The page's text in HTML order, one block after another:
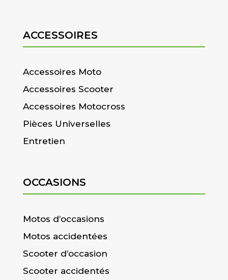
ACCESSOIRES
Accessoires Moto
Accessoires Scooter
Accessoires Motocross
Pièces Universelles
Entretien
OCCASIONS
Motos d’occasions
Motos accidentées
Scooter d’occasion
Scooter accidentés